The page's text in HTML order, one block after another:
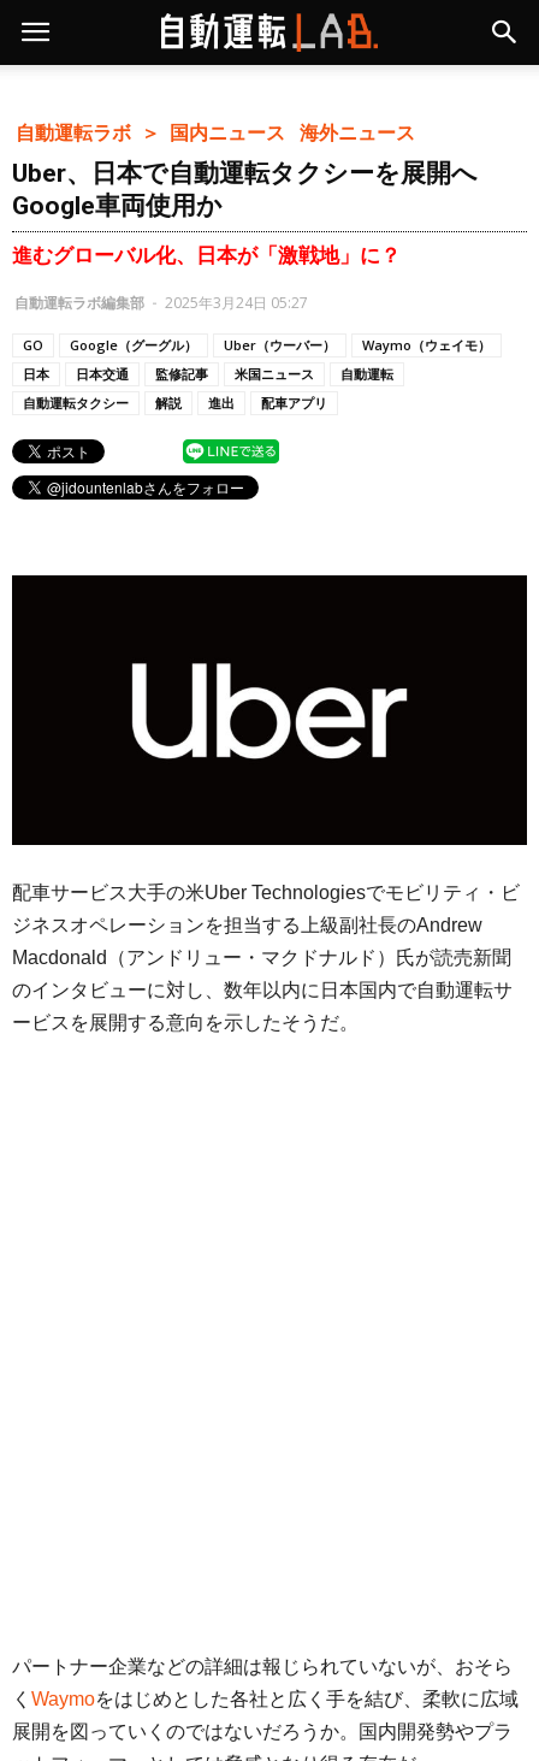
自動運転ラボ ＞ 国内ニュース 海外ニュース
Uber、日本で自動運転タクシーを展開へ
Google車両使用か
進むグローバル化、日本が「激戦地」に？
自動運転ラボ編集部 - 2025年3月24日 05:27
GO Google（グーグル） Uber（ウーバー）
Waymo（ウェイモ）
日本
日本交通 監修記事 米国ニュース
自動運転
自動運転タクシー
解説 進出 配車アプリ
配車サービス大手の米Uber Technologiesでモビリティ・ビ
ジネスオペレーションを担当する上級副社長のAndrew
Macdonald（アンドリュー・マクドナルド）氏が読売新聞
のインタビューに対し、数年以内に日本国内で自動運転サ
ービスを展開する意向を示したそうだ。
パートナー企業などの詳細は報じられていないが、おそら
く Waymoをはじめとした各社と広く手を結び、柔軟に広域
展開を図っていくのではないだろうか。国内開発勢やプラ